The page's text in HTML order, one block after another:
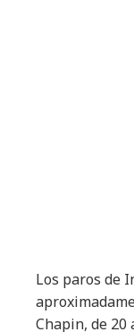
Los paros de
Chapin, de 20